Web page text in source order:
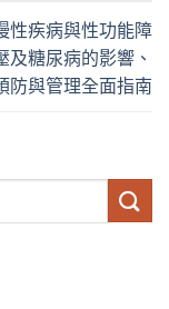
性疾病與性功能障
及糖尿病的影響、
防與管理全面指南